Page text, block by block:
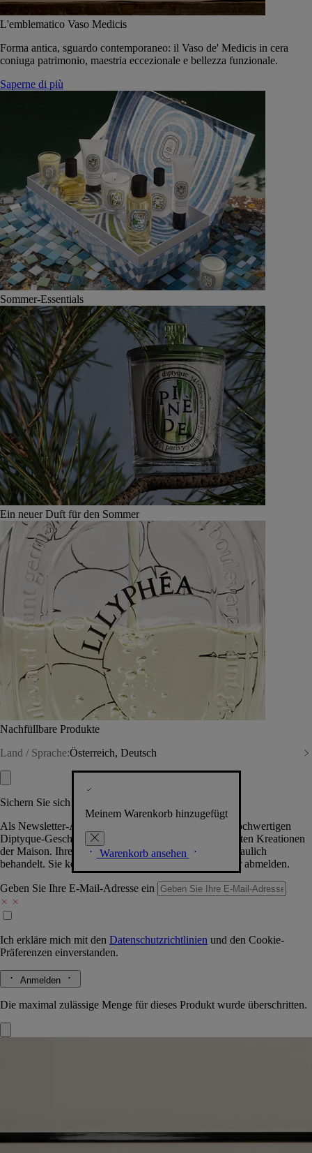
L'emblematico Vaso Medicis
Forma antica, sguardo contemporaneo: il Vaso de' Medicis in cera
coniuga patrimonio, maestria eccezionale e bellezza funzionale.
Saperne di più
Sommer-Essentials
Ein neuer Duft für den Sommer
Nachfüllbare Produkte
Land / Sprache:Österreich, Deutsch
Meinem Warenkorb hinzugefügt
Warenkorb ansehen
Sichern Sie sich exklusive Vorteile
Als Newsletter-Abonnent.in erhalten Sie Zugang zu hochwertigen
Diptyque-Geschenken, Events & News über die neuesten Kreationen
der Maison. Ihre Daten werden selbstverständlich vertraulich
behandelt. Sie können sich jederzeit problemlos wieder abmelden.
Geben Sie Ihre E-Mail-Adresse ein
Ich erkläre mich mit den Datenschutzrichtlinien und den Cookie-
Präferenzen einverstanden.
Anmelden
Die maximal zulässige Menge für dieses Produkt wurde überschritten.